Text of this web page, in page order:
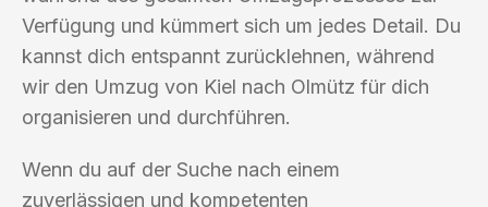
Verfügung und kümmert sich um jedes Detail. Du
kannst dich entspannt zurücklehnen, während
wir den Umzug von Kiel nach Olmütz für dich
organisieren und durchführen.
Wenn du auf der Suche nach einem
zuverlässigen und kompetenten